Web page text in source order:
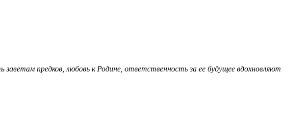
предков, любовь к Родине, ответственность за ее будущее вдохновляют